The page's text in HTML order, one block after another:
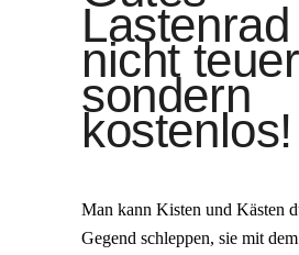
nicht
sondern
kostenlos!
Man kann Kisten und Kästen
Gegend schleppen, sie mit